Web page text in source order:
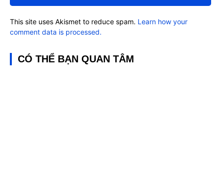
This site uses Akismet to reduce spam. Learn how your
comment data is processed.
CÓ THỂ BẠN QUAN TÂM